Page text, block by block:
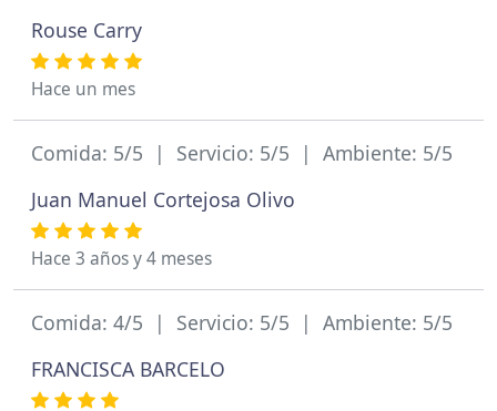
Rouse Carry
Hace un mes
Comida: 5/5 | Servicio: 5/5 | Ambiente: 5/5
Juan Manuel Cortejosa Olivo
Hace 3 años y 4 meses
Comida: 4/5 | Servicio: 5/5 | Ambiente: 5/5
FRANCISCA BARCELO